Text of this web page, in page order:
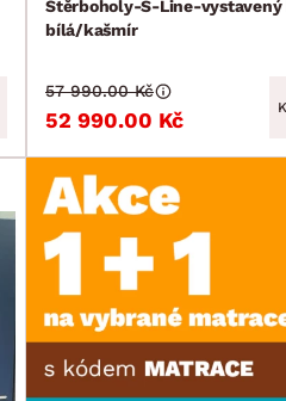
Štěrboholy-S-Line-vystavený
bílá/kašmír
52 990.00 Kč
57 990.00 Kč